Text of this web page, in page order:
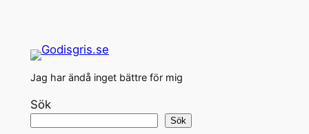
Jag har ändå inget bättre för mig
Sök
Sök